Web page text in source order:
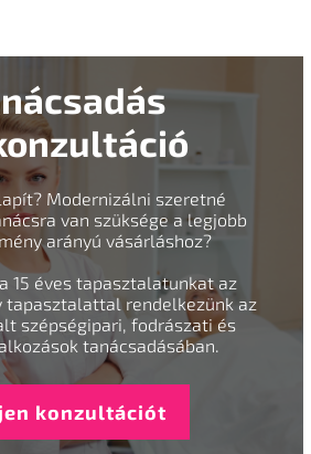
Modernizálni szeretné
van szüksége a legjobb
arányú vásárláshoz?
15 éves tapasztalatunkat az
tapasztalattal rendelkezünk az
szépségipari, fodrászati és
tanácsadásában.
konzultációt